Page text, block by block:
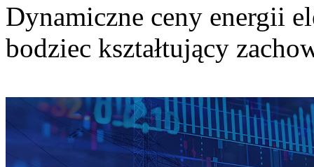
Dynamiczne ceny energii
bodziec kształtujący